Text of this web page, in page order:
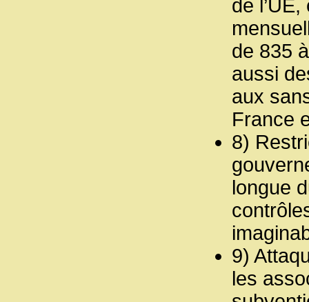
de
de 835
aussi
aux
France
8)
longue
9)
les